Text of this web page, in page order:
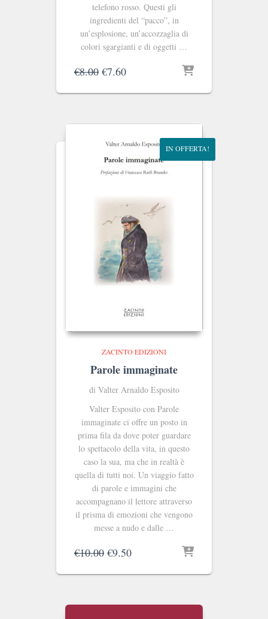
telefono rosso. Questi gli
ingredienti del “pacco”, in
un’esplosione, un’accozzaglia di
colori sgargianti e di oggetti …
€8.00 Il
originale
€8.00.
€7.60Il
attuale
€7.60.
IN OFFERTA!
ZACINTO EDIZIONI
Parole immaginate
di Valter Arnaldo Esposito
Valter Esposito con Parole
immaginate ci offre un posto in
prima fila da dove poter guardare
lo spettacolo della vita, in questo
caso la sua, ma che in realtà è
quella di tutti noi. Un viaggio fatto
di parole e immagini che
accompagnano il lettore attraverso
il prisma di emozioni che vengono
messe a nudo e dalle …
€10.00 Il
originale
€10.00.
€9.50Il
attuale
€9.50.